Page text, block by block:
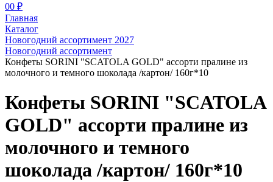
00 ₽
Главная
Каталог
Новогодний ассортимент 2027
Новогодний ассортимент
Конфеты SORINI "SCATOLA GOLD" ассорти пралине из
молочного и темного шоколада /картон/ 160г*10
Конфеты SORINI "SCATOLA
GOLD" ассорти пралине из
молочного и темного
шоколада /картон/ 160г*10